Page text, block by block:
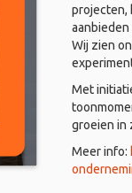
projecten,
Wij zien
Met
groeien in
Meer info: